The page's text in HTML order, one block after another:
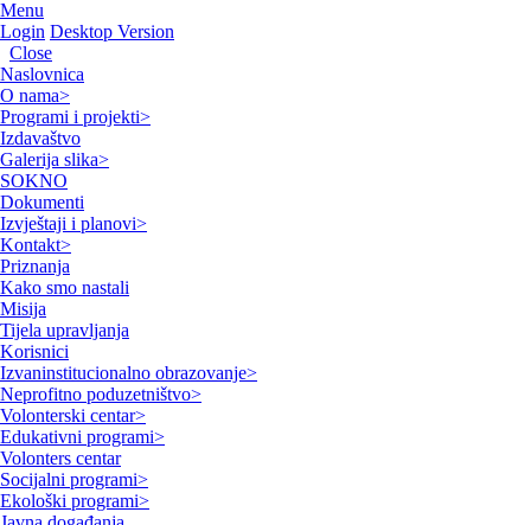
Menu
Login Desktop Version
Close
Naslovnica
O nama>
Programi i projekti>
Izdavaštvo
Galerija slika>
SOKNO
Dokumenti
Izvještaji i planovi>
Kontakt>
Priznanja
Kako smo nastali
Misija
Tijela upravljanja
Korisnici
Izvaninstitucionalno obrazovanje>
Neprofitno poduzetništvo>
Volonterski centar>
Edukativni programi>
Volonters centar
Socijalni programi>
Ekološki programi>